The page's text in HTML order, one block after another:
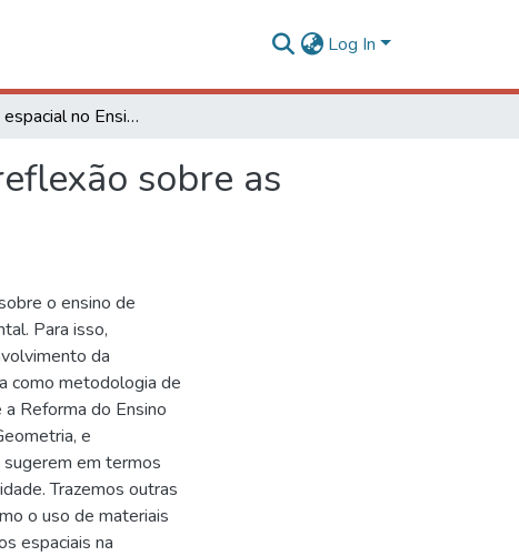
Log In
Geometria espacial no Ensino Fundamental: uma reflexão sobre as propostas metodológicas
sobre as
o ensino de
Para isso,
da
como metodologia de
Reforma do Ensino
e
em termos
Trazemos outras
o uso de materiais
espaciais na